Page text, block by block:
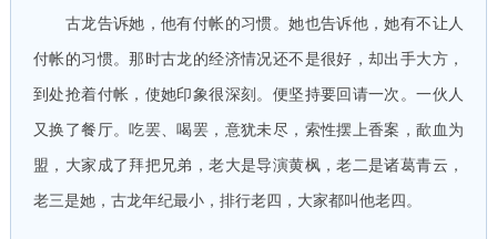
古龙告诉她，他有付帐的习惯。她也告诉他，她有不让人
付帐的习惯。那时古龙的经济情况还不是很好，却出手大方，
到处抢着付帐，使她印象很深刻。便坚持要回请一次。一伙人
又换了餐厅。吃罢、喝罢，意犹未尽，索性摆上香案，歃血为
盟，大家成了拜把兄弟，老大是导演黄枫，老二是诸葛青云，
老三是她，古龙年纪最小，排行老四，大家都叫他老四。